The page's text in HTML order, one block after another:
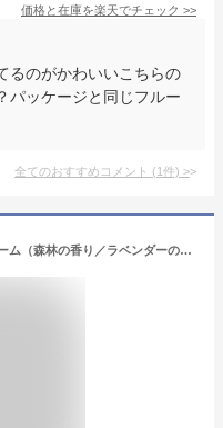
価格と在庫を楽天でチェック >>
るのがかわいいこちらの
パッケージと同じフルー
全てのおすすめコメント (1件) >
ロウリュ ミッドナイト ハンドクリーム（森林の香り／ラベンダーの香り） ハンドケア スキンケア 肌ケア レディース 日用品 小物 プレゼント プチギフト コスメギフト 個包装 お配り ばらまき ごあいさつ 癒しグッズ ほんの気持ち ちょっとした贈り物 景品 御礼 記念品